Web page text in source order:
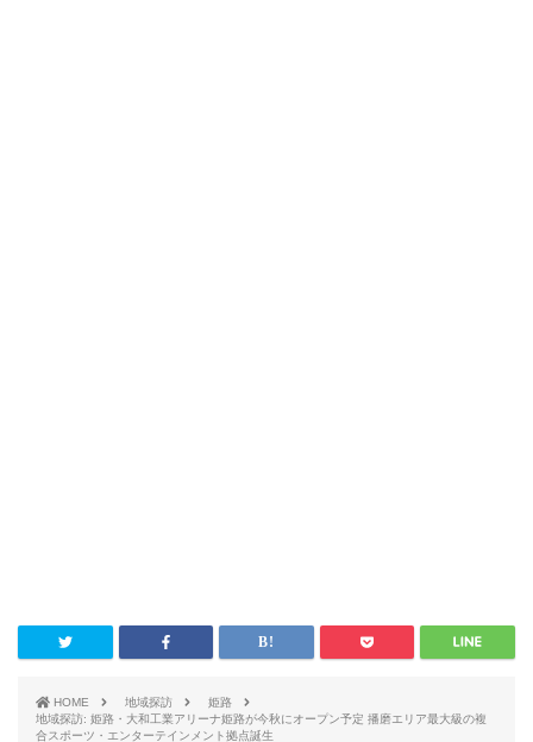
HOME 地域探訪
姫路
地域探訪: 姫路・大和工業アリーナ姫路が今秋にオープン予定 播磨エリア最大級の複
合スポーツ・エンターテインメント拠点誕生